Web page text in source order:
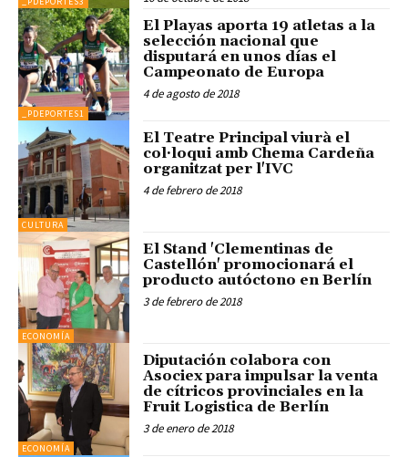
_PDEPORTES1
El Playas aporta 19 atletas a la
selección nacional que
disputará en unos días el
Campeonato de Europa
4 de agosto de 2018
CULTURA
El Teatre Principal viurà el
col·loqui amb Chema Cardeña
organitzat per l'IVC
4 de febrero de 2018
ECONOMÍA
El Stand 'Clementinas de
Castellón' promocionará el
producto autóctono en Berlín
3 de febrero de 2018
ECONOMÍA
Diputación colabora con
Asociex para impulsar la venta
de cítricos provinciales en la
Fruit Logistica de Berlín
3 de enero de 2018